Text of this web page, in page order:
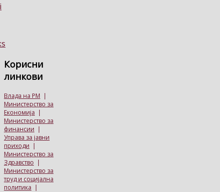
Корисни
линкови
Влада на РМ |
Министерство за
Економија |
Министерство за
финансии |
Управа за јавни
приходи |
Министерство за
Здравство |
Министерство за
труд и социјална
политика |